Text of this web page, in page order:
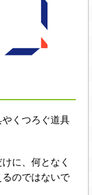
くつろぐ道具
に、何となく
のではないで